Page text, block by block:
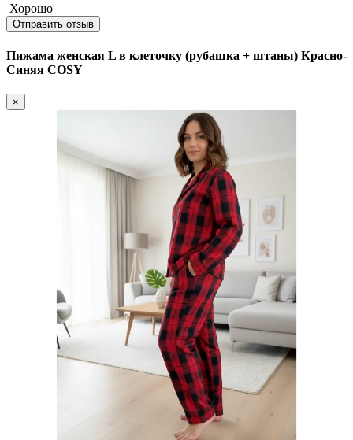
Хорошо
Отправить отзыв
Пижама женская L в клеточку (рубашка + штаны) Красно-
Синяя COSY
×